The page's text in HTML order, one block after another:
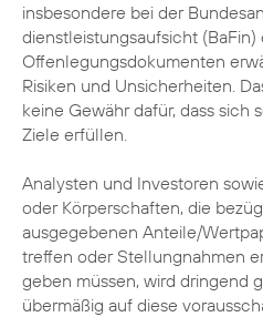
insbesondere bei der
dienstleistungsaufsicht
Offenlegungsdokumenten
Risiken und Unsicherheiten.
keine Gewähr dafür, dass sich
Ziele erfüllen.
Analysten und Investoren
oder Körperschaften, die
ausgegebenen Anteile/
treffen oder Stellungnahmen
geben müssen, wird dringend
übermäßig auf diese